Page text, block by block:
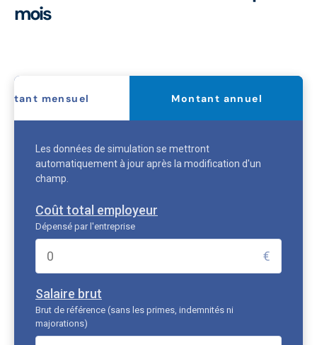
mois
mensuel Montant annuel
Les données de simulation se mettront
automatiquement à jour après la modification d'un
champ.
Coût total employeur
Dépensé par l'entreprise
€
Salaire brut
Brut de référence (sans les primes, indemnités ni
majorations)